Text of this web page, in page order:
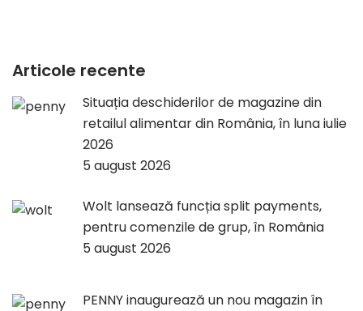
Articole recente
Situația deschiderilor de magazine din
retailul alimentar din România, în luna iulie
2026
5 august 2026
Wolt lansează funcția split payments,
pentru comenzile de grup, în România
5 august 2026
PENNY inaugurează un nou magazin în